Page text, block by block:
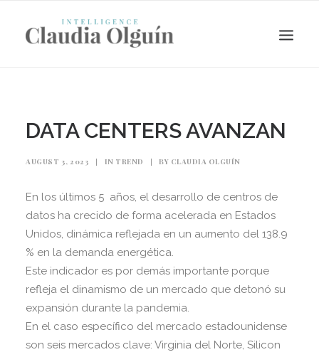
Search
DATA CENTERS AVANZAN
AUGUST 3, 2023 | IN TREND | BY CLAUDIA OLGUÍN
En los últimos 5 años, el desarrollo de centros de
datos ha crecido de forma acelerada en Estados
Unidos, dinámica reflejada en un aumento del 138.9
% en la demanda energética.
Este indicador es por demás importante porque
refleja el dinamismo de un mercado que detonó su
expansión durante la pandemia.
En el caso específico del mercado estadounidense
son seis mercados clave: Virginia del Norte, Silicon